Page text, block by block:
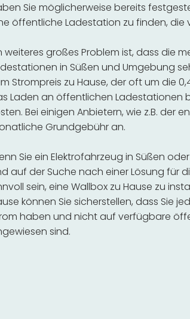
Sie möglicherweise bereits
öffentliche Ladestation zu finden, die
weiteres großes Problem ist, dass die
in Süßen und Umgebung
Strompreis zu Hause, der oft um die
Laden an öffentlichen Ladestationen
Bei einigen Anbietern, wie z.B. der
Grundgebühr an.
Sie ein Elektrofahrzeug in Süßen
auf der Suche nach einer Lösung für
sein, eine Wallbox zu Hause zu
können Sie sicherstellen, dass Sie
haben und nicht auf verfügbare
sind.